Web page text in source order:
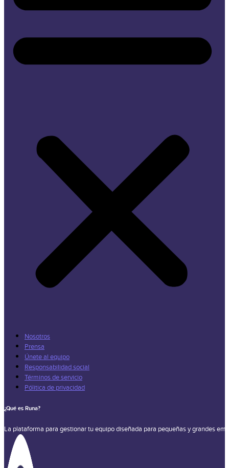
Nosotros
Prensa
Únete al equipo
Responsabilidad social
Términos de servicio
Pólitica de privacidad
¿Qué es Runa?
La plataforma para gestionar tu equipo diseñada para pequeñas y grandes